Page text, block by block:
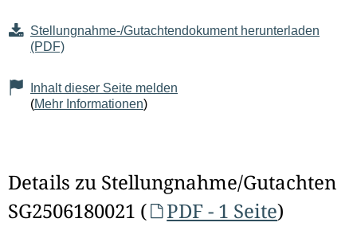
Seiteninhalt
Stellungnahme-/Gutachtendokument herunterladen
(PDF)
Inhalt dieser Seite melden
(Mehr Informationen)
Details zu Stellungnahme/Gutachten
SG2506180021 (
PDF - 1 Seite)